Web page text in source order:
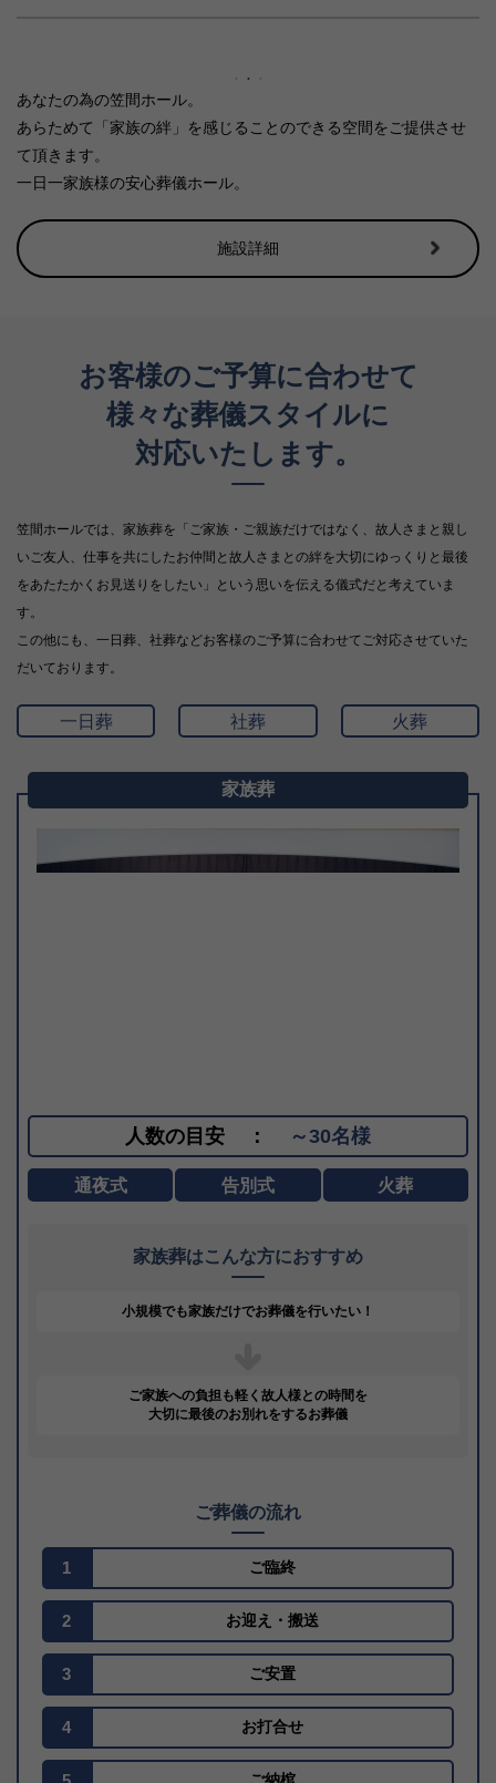
あなたの為の笠間ホール。
あらためて「家族の絆」を感じることのできる空間をご提供させ
て頂きます。
一日一家族様の安心葬儀ホール。
施設詳細
お客様のご予算に合わせて
様々な葬儀スタイルに
対応いたします。
笠間ホールでは、家族葬を「ご家族・ご親族だけではなく、故人さまと親し
いご友人、仕事を共にしたお仲間と故人さまとの絆を大切にゆっくりと最後
をあたたかくお見送りをしたい」という思いを伝える儀式だと考えていま
す。
この他にも、一日葬、社葬などお客様のご予算に合わせてご対応させていた
だいております。
一日葬 社葬 火葬
家族葬
人数の目安 ： ～30名様
通夜式 告別式 火葬
家族葬はこんな方におすすめ
小規模でも家族だけでお葬儀を行いたい！
ご家族への負担も軽く 故人様との時間を
大切に最後のお別れをするお葬儀
ご葬儀の流れ
1 ご臨終
2 お迎え ・搬送
3 ご安置
4 お打合せ
ご納棺